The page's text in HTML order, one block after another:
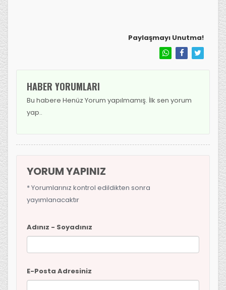
Paylaşmayı Unutma!
HABER YORUMLARI
Bu habere Henüz Yorum yapılmamış. İlk sen yorum
yap..
YORUM YAPINIZ
* Yorumlarınız kontrol edildikten sonra
yayımlanacaktır
Adınız - Soyadınız
E-Posta Adresiniz